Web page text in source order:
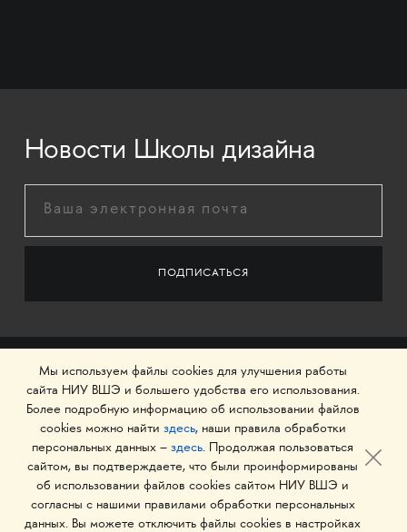
Новости Школы дизайна
© 1993–2026 Национальный исследовательский
университет «Высшая школа экономики»
Мы используем файлы cookies для улучшения работы
сайта НИУ ВШЭ и большего удобства его использования.
Более подробную информацию об использовании файлов
cookies можно найти здесь, наши правила обработки
персональных данных – здесь. Продолжая пользоваться
сайтом, вы подтверждаете, что были проинформированы
об использовании файлов cookies сайтом НИУ ВШЭ и
согласны с нашими правилами обработки персональных
данных. Вы можете отключить файлы cookies в настройках